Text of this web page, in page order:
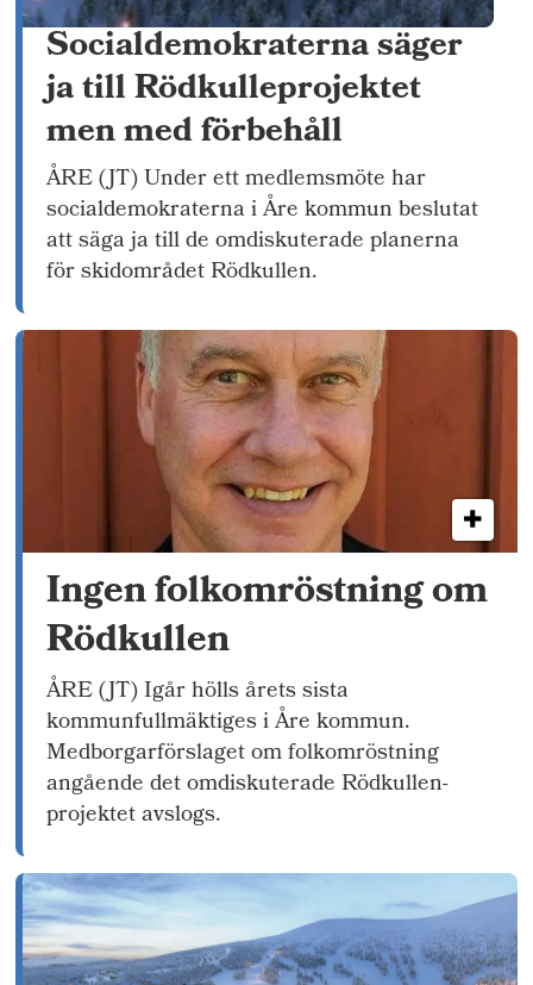
Socialdemokraterna säger
ja till Rödkulleprojektet
men med förbehåll
ÅRE (JT) Under ett medlemsmöte har
socialdemokraterna i Åre kommun beslutat
att säga ja till de omdiskuterade planerna
för skidområdet Rödkullen.
Ingen folkomröstning om
Rödkullen
ÅRE (JT) Igår hölls årets sista
kommunfullmäktiges i Åre kommun.
Medborgarförslaget om folkomröstning
angående det omdiskuterade Rödkullen-
projektet avslogs.